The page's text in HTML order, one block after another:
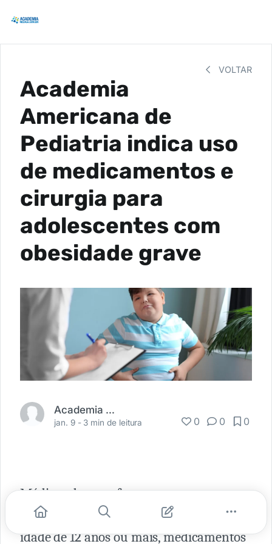
VOLTAR
Academia
Americana de
Pediatria indica uso
de medicamentos e
cirurgia para
adolescentes com
obesidade grave
Academia Médica
jan. 9 - 3 min de leitura 0 0 0
Médicos devem oferecer para
adolescentes com
obesidade
severa, com
idade de 12 anos ou mais, medicamentos